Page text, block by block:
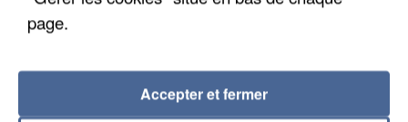
page.
Accepter et fermer